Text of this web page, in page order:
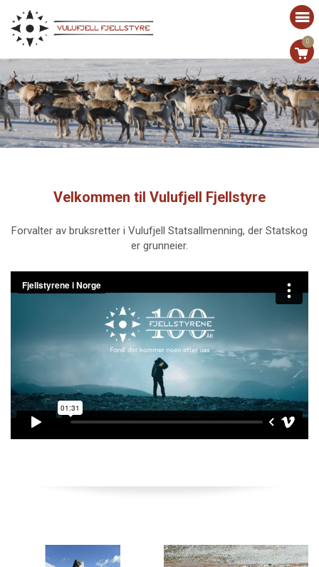
0
Velkommen til Vulufjell Fjellstyre
Forvalter av bruksretter i Vulufjell Statsallmenning, der Statskog
er grunneier.